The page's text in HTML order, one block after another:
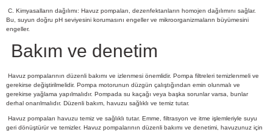
C. Kimyasalların dağılımı: Havuz pompaları, dezenfektanların homojen dağılımını sağlar.
Bu, suyun doğru pH seviyesini korumasını engeller ve mikroorganizmaların büyümesini
engeller.
Bakım ve denetim
Havuz pompalarının düzenli bakımı ve izlenmesi önemlidir. Pompa filtreleri temizlenmeli ve
gerekirse değiştirilmelidir. Pompa motorunun düzgün çalıştığından emin olunmalı ve
gerekirse yağlama yapılmalıdır. Pompada su kaçağı veya başka sorunlar varsa, bunlar
derhal onarılmalıdır. Düzenli bakım, havuzu sağlıklı ve temiz tutar.
Havuz pompaları havuzu temiz ve sağlıklı tutar. Emme, filtrasyon ve itme işlemleriyle suyu
geri dönüştürür ve temizler. Havuz pompalarının düzenli bakımı ve denetimi, havuzunuz için